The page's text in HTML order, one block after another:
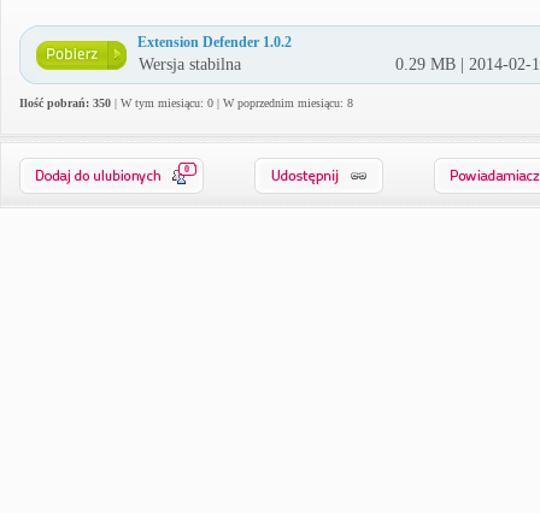
Extension Defender 1.0.2
Wersja stabilna 0.29 MB | 2014-02-
Ilość pobrań: 350 | W tym miesiącu: 0 | W poprzednim miesiącu: 8
0